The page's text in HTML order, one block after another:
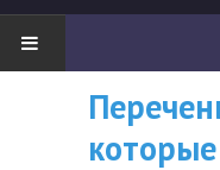
НОВОСТИ
"Боевая" русистика